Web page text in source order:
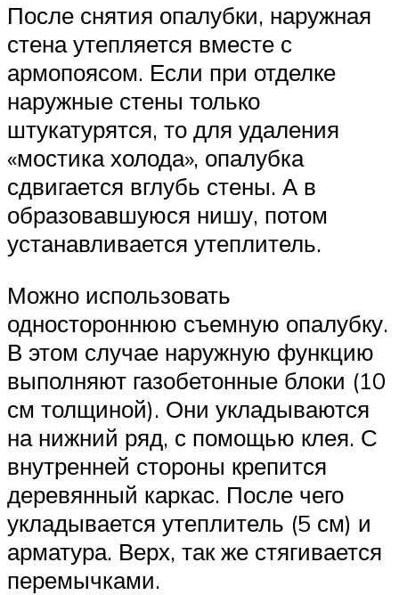
После снятия опалубки, наружная
стена утепляется вместе с
армопоясом. Если при отделке
наружные стены только
штукатурятся, то для удаления
«мостика холода», опалубка
сдвигается вглубь стены. А в
образовавшуюся нишу, потом
устанавливается утеплитель.
Можно использовать
одностороннюю съемную опалубку.
В этом случае наружную функцию
выполняют газобетонные блоки (10
см толщиной). Они укладываются
на нижний ряд, с помощью клея. С
внутренней стороны крепится
деревянный каркас. После чего
укладывается утеплитель (5 см) и
арматура. Верх, так же стягивается
перемычками.